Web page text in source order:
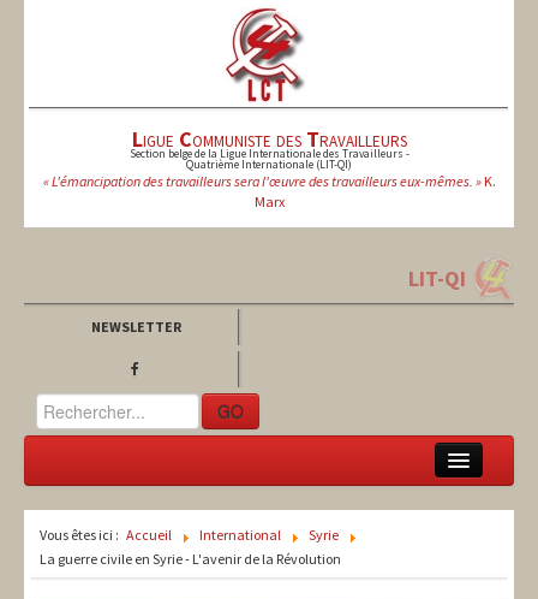
Ligue Communiste des Travailleurs
Section belge de la Ligue Internationale des Travailleurs -
Quatrième Internationale (LIT-QI)
« L'émancipation des travailleurs sera l'œuvre des travailleurs eux-mêmes. »K.
Marx
LIT-QI
NEWSLETTER
GO
Vous êtes ici : Accueil International
Syrie
La guerre civile en Syrie - L'avenir de la Révolution